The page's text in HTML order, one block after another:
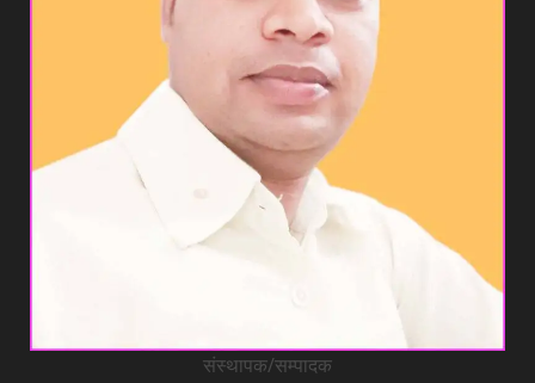
संस्थापक/सम्पादक